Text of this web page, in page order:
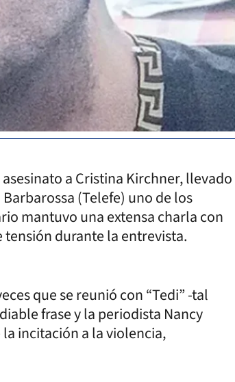
a Cristina Kirchner, llevado
(Telefe) uno de los
mantuvo una extensa charla con
durante la entrevista.
que se reunió con “Tedi” -tal
frase y la periodista Nancy
incitación a la violencia,